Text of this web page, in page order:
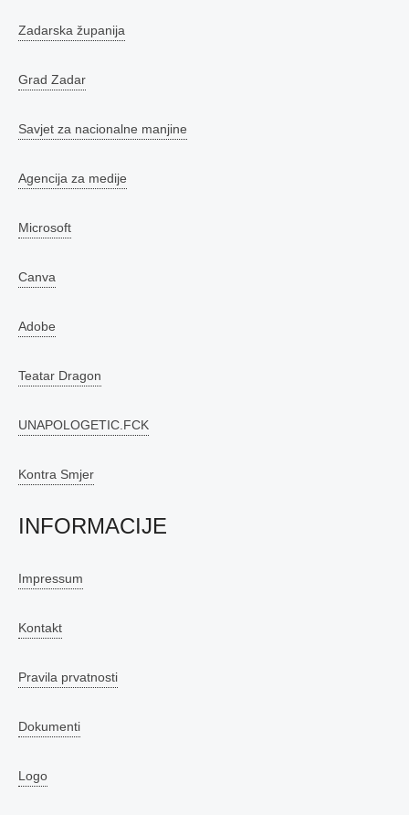
Zadarska županija
Grad Zadar
Savjet za nacionalne manjine
Agencija za medije
Microsoft
Canva
Adobe
Teatar Dragon
UNAPOLOGETIC.FCK
Kontra Smjer
INFORMACIJE
Impressum
Kontakt
Pravila prvatnosti
Dokumenti
Logo